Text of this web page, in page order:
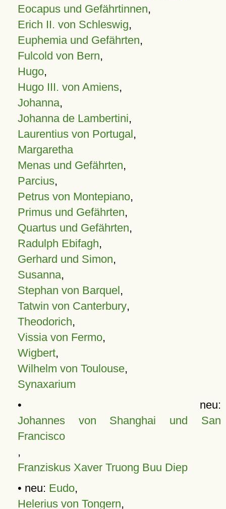
Eocapus und Gefährtinnen,
Erich II. von Schleswig,
Euphemia und Gefährten,
Fulcold von Bern,
Hugo,
Hugo III. von Amiens,
Johanna,
Johanna de Lambertini,
Laurentius von Portugal,
Margaretha
Menas und Gefährten,
Parcius,
Petrus von Montepiano,
Primus und Gefährten,
Quartus und Gefährten,
Radulph Ebifagh,
Gerhard und Simon,
Susanna,
Stephan von Barquel,
Tatwin von Canterbury,
Theodorich,
Vissia von Fermo,
Wigbert,
Wilhelm von Toulouse,
Synaxarium
• neu:
Johannes von Shanghai und San
Francisco
,
Franziskus Xaver Truong Buu Diep
• neu: Eudo,
Helerius von Tongern,